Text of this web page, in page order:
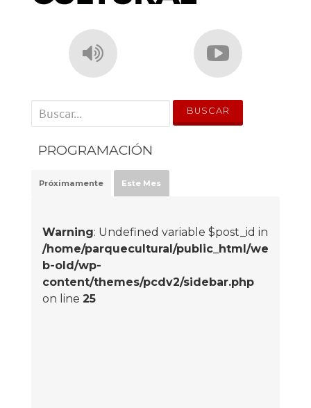
' . __('Search for:') . '
PROGRAMACIÓN
Próximamente Este Mes
Warning: Undefined variable $post_id in
/home/parquecultural/public_html/we
b-old/wp-
content/themes/pcdv2/sidebar.php
on line 25